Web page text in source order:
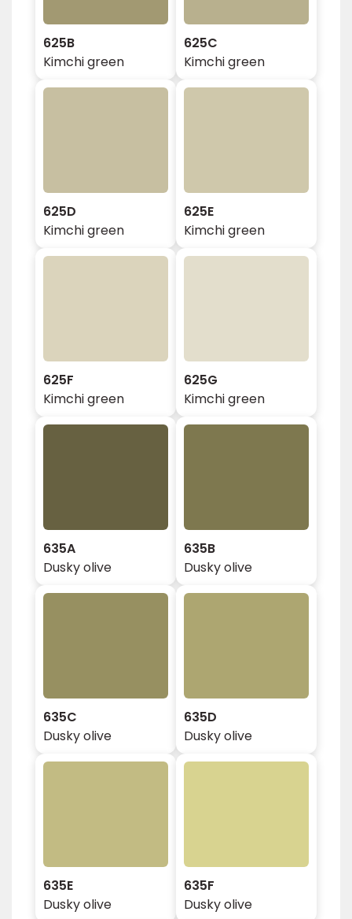
625B
Kimchi green
625C
Kimchi green
625D
Kimchi green
625E
Kimchi green
625F
Kimchi green
625G
Kimchi green
635A
Dusky olive
635B
Dusky olive
635C
Dusky olive
635D
Dusky olive
635E
Dusky olive
635F
Dusky olive